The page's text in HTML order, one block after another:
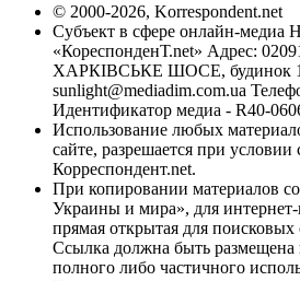
© 2000-2026, Korrespondent.net
Субъект в сфере онлайн-медиа
«КореспонденТ.net» Адрес:
ХАРКІВСЬКЕ ШОСЕ, будинок
sunlight@mediadim.com.ua
Идентификатор медиа - R40-
Использование любых
сайте, разрешается при условии
Корреспондент.net.
При копировании материалов
Украины и мира», для интернет-
прямая открытая для поисковых
Ссылка должна быть размещена
полного либо частичного